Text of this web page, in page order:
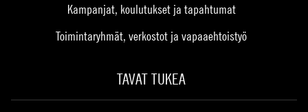
Kampanjat, koulutukset ja tapahtumat
Toimintaryhmät, verkostot ja vapaaehtoistyö
TAVAT TUKEA